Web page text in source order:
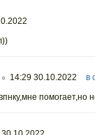
○ 14:29 30.10.2022 в
помогает,но